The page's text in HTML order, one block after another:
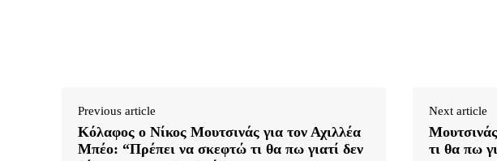
Previous article
Κόλαφος ο Νίκος Μουτσινάς για τον Αχιλλέα
Μπέο: “Πρέπει να σκεφτώ τι θα πω γιατί δεν
Next article
τι θα πω